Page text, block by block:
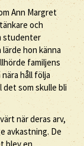
Ann Margret
och
studenter
hon känna
familjens
håll följa
som skulle bli
när deras arv,
avkastning. De
blev en